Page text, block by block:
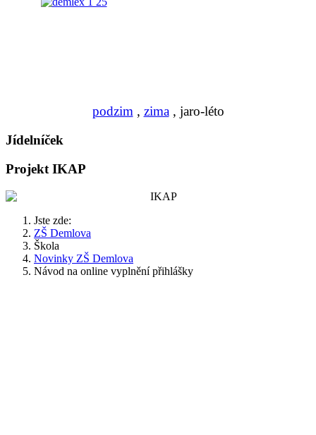
podzim, zima, jaro-léto
Jídelníček
Projekt IKAP
Jste zde:
ZŠ Demlova
Škola
Novinky ZŠ Demlova
Návod na online vyplnění přihlášky